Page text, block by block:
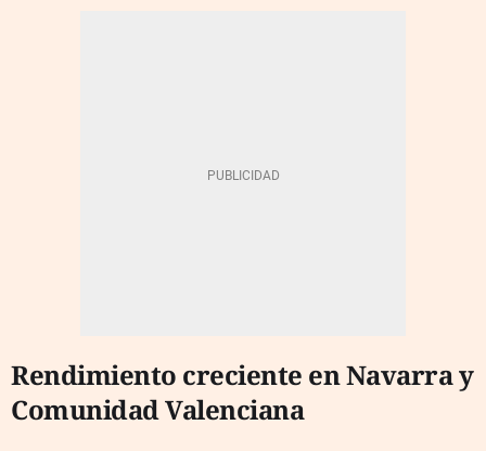
Rendimiento creciente en Navarra y
Comunidad Valenciana